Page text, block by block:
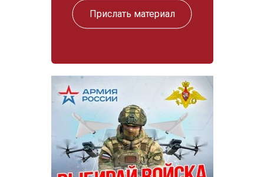
Прислать материал